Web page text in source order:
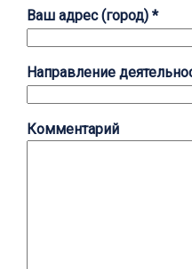
Ваш адрес (город) *
Направление
Комментарий